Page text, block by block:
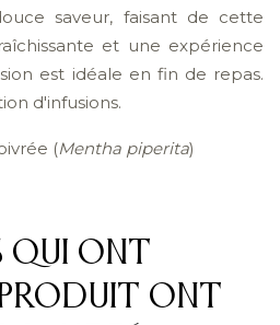
saveur, faisant de cette
et une expérience
est idéale en fin de repas.
d'infusions.
(Mentha piperita)
qui ont
produit ont